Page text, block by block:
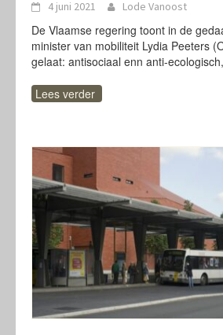
4 juni 2021 Lode Vanoost
De Vlaamse regering toont in de
minister van mobiliteit Lydia Peeters
gelaat: antisociaal enn anti-
Lees verder